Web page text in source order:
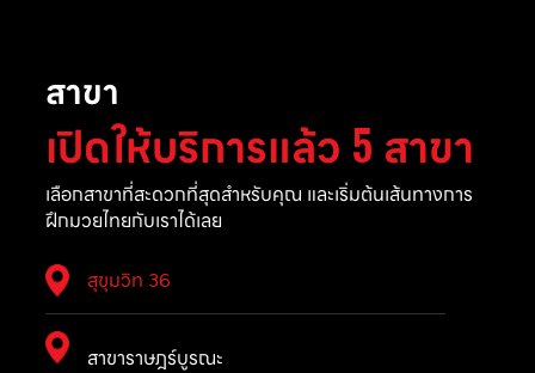
สาขา
เปิดให้บริการแล้ว 5 สาขา
เลือกสาขาที่สะดวกที่สุดสำหรับคุณ และเริ่มต้นเส้นทางการ
ฝึกมวยไทยกับเราได้เลย
สุขุมวิท 36
สาขาราษฎร์บูรณะ